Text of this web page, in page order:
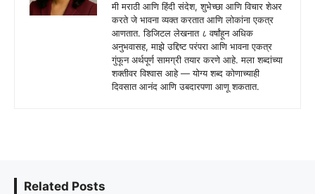
मी मराठी आणि हिंदी संदेश, शुभेच्छा आणि विचार शेअर
करते जे भावना व्यक्त करतात आणि लोकांना एकत्र
आणतात. डिजिटल लेखनात ८ वर्षांहून अधिक
अनुभवासह, माझे उद्दिष्ट परंपरा आणि भावना एकत्र
गुंफून अर्थपूर्ण सामग्री तयार करणे आहे. मला शब्दांच्या
शक्तीवर विश्वास आहे — योग्य शब्द कोणाच्याही
दिवसात आनंद आणि उबदारपणा आणू शकतात.
Related Posts